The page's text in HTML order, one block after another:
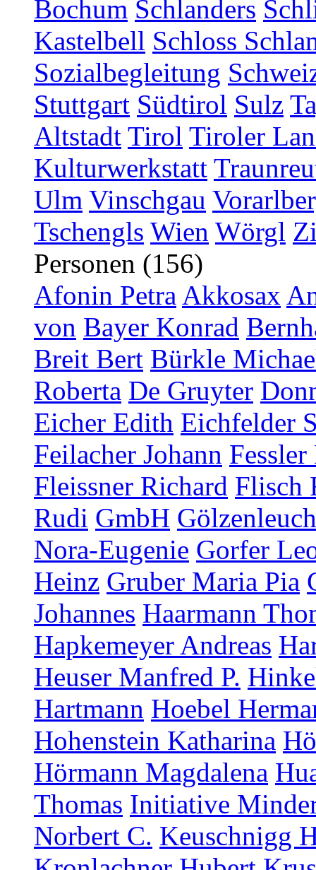
Bochum Schlanders
Kastelbell Schloss
Sozialbegleitung
Stuttgart Südtirol Sulz
Altstadt Tirol Tiroler
Kulturwerkstatt
Ulm Vinschgau
Tschengls Wien Wörgl
Personen (156)
Afonin Petra Akkosax
von Bayer Konrad
Breit Bert Bürkle
Roberta De Gruyter
Eicher Edith Eichfelder
Feilacher Johann Fessler
Fleissner Richard Flisch
Rudi GmbH
Nora-Eugenie Gorfer
Heinz Gruber Maria Pia
Johannes Haarmann
Hapkemeyer Andreas
Heuser Manfred P.
Hartmann Hoebel
Hohenstein Katharina
Hörmann Magdalena
Thomas Initiative
Norbert C. Keuschnigg